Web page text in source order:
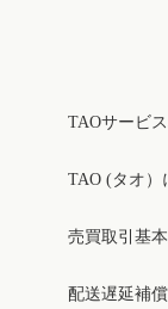
TAOサービ
TAO (タオ）
売買取引基
配送遅延補償